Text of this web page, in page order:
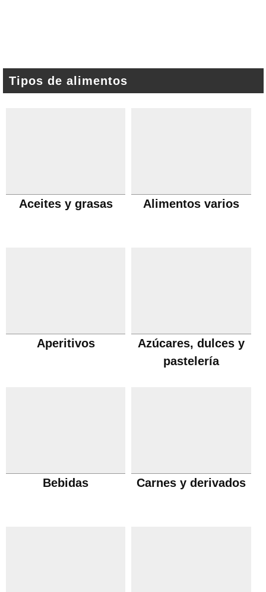
Tipos de alimentos
Aceites y grasas Alimentos varios
Aperitivos
Azúcares, dulces y
pastelería
Bebidas Carnes y derivados